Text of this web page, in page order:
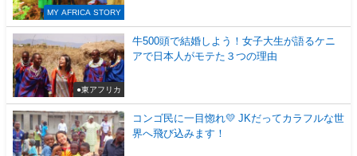
MY AFRICA STORY
●東アフリカ
牛500頭で結婚しよう！女子大生が語るケニ
アで日本人がモテた３つの理由
コンゴ民に一目惚れ💛 JKだってカラフルな世
界へ飛び込みます！